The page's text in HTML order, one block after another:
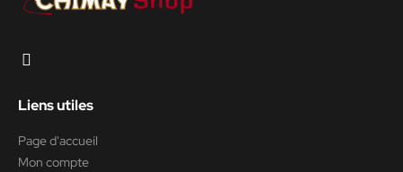
Liens utiles
Page d'accueil
Mon compte